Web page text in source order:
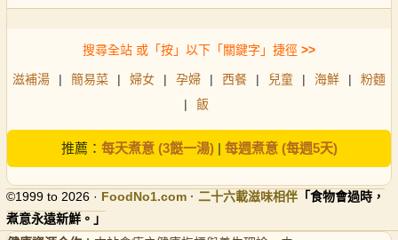
搜尋全站 或「按」以下「關鍵字」捷徑 >>
滋補湯 | 簡易菜 | 婦女 | 孕婦 | 西餐 | 兒童 | 海鮮 |
粉麵
|
飯
推薦： 每天煮意 (3餸一湯)| 每週煮意 (每週5天)
©1999 to 2026 · FoodNo1.com · 二十六載滋味相伴 「食物會過時，
煮意永遠新鮮。」